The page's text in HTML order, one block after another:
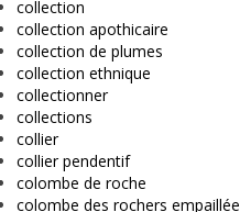
collection
collection apothicaire
collection de plumes
collection ethnique
collectionner
collections
collier
collier pendentif
colombe de roche
colombe des rochers empaillée